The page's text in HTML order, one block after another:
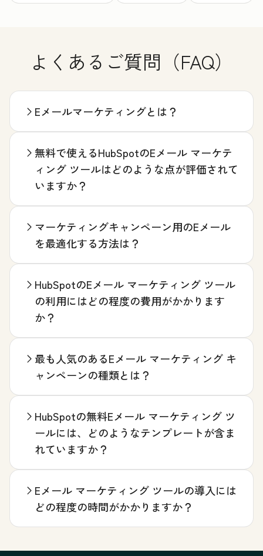
よくあるご質問（FAQ）
Eメールマーケティングとは？
無料で使えるHubSpotのEメール マーケテ
ィング ツールはどのような点が評価されて
いますか？
マーケティングキャンペーン用のEメール
を最適化する方法は？
HubSpotのEメール マーケティング ツール
の利用にはどの程度の費用がかかります
か？
最も人気のあるEメール マーケティング キ
ャンペーンの種類とは？
HubSpotの無料Eメール マーケティング ツ
ールには、どのようなテンプレートが含ま
れていますか？
Eメール マーケティング ツールの導入には
どの程度の時間がかかりますか？